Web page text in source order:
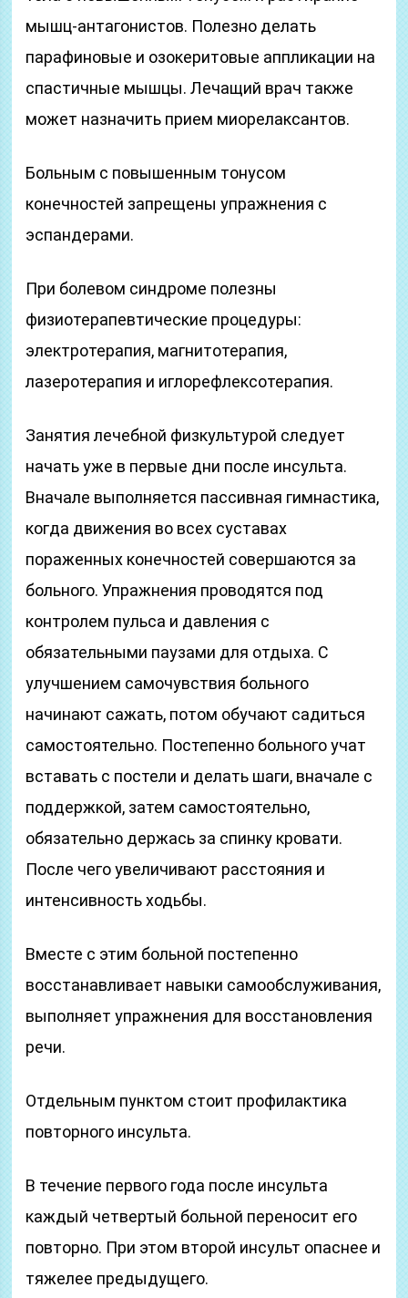
мышц-антагонистов. Полезно делать
парафиновые и озокеритовые аппликации на
спастичные мышцы. Лечащий врач также
может назначить прием миорелаксантов.
Больным с повышенным тонусом
конечностей запрещены упражнения с
эспандерами.
При болевом синдроме полезны
физиотерапевтические процедуры:
электротерапия, магнитотерапия,
лазеротерапия и иглорефлексотерапия.
Занятия лечебной физкультурой следует
начать уже в первые дни после инсульта.
Вначале выполняется пассивная гимнастика,
когда движения во всех суставах
пораженных конечностей совершаются за
больного. Упражнения проводятся под
контролем пульса и давления с
обязательными паузами для отдыха. С
улучшением самочувствия больного
начинают сажать, потом обучают садиться
самостоятельно. Постепенно больного учат
вставать с постели и делать шаги, вначале с
поддержкой, затем самостоятельно,
обязательно держась за спинку кровати.
После чего увеличивают расстояния и
интенсивность ходьбы.
Вместе с этим больной постепенно
восстанавливает навыки самообслуживания,
выполняет упражнения для восстановления
речи.
Отдельным пунктом стоит профилактика
повторного инсульта.
В течение первого года после инсульта
каждый четвертый больной переносит его
повторно. При этом второй инсульт опаснее и
тяжелее предыдущего.